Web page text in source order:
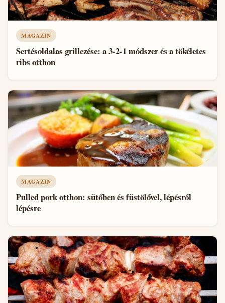
MAGAZIN
Sertésoldalas grillezése: a 3-2-1 módszer és a tökéletes
ribs otthon
MAGAZIN
Pulled pork otthon: sütőben és füstölővel, lépésről
lépésre